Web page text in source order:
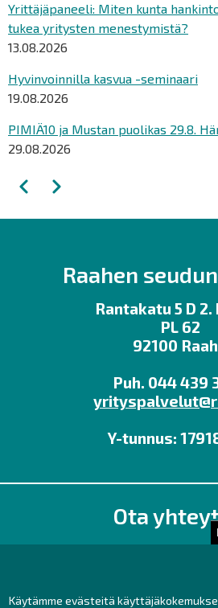
Käytämme evästeitä
Yrittäjäpaneeli: Miten kunta
tukea yritysten menestymistä?
13.08.2026
Hyvinvoinnilla kasvua -seminaari
19.08.2026
PIMIÄ10 ja Mustan puolikas 29.8.
29.08.2026
Sivutus
EdellinenSeuraava
Raahen
Rantakatu 5 D
PL 62
92100
Puh. 044 439
Y-tunnus:
Ota
Toimisto